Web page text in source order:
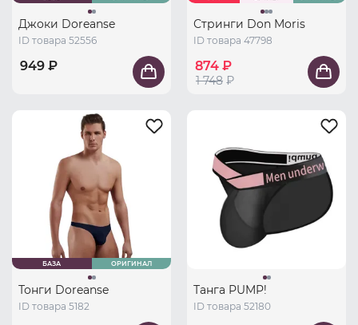
Джоки Doreanse
ID товара 52556
949 ₽
Стринги Don Moris
ID товара 47798
874 ₽
1 748 ₽
БАЗА ОРИГИНАЛ
Тонги Doreanse
ID товара 5182
Танга PUMP!
ID товара 52180